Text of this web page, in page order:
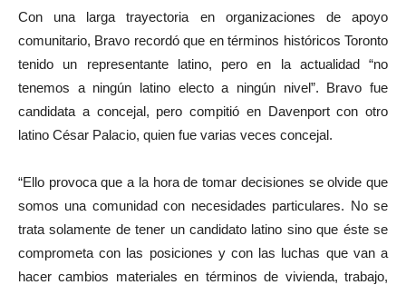
Con una larga trayectoria en organizaciones de apoyo
comunitario, Bravo recordó que en términos históricos Toronto
tenido un representante latino, pero en la actualidad “no
tenemos a ningún latino electo a ningún nivel”. Bravo fue
candidata a concejal, pero compitió en Davenport con otro
latino César Palacio, quien fue varias veces concejal.
“Ello provoca que a la hora de tomar decisiones se olvide que
somos una comunidad con necesidades particulares. No se
trata solamente de tener un candidato latino sino que éste se
comprometa con las posiciones y con las luchas que van a
hacer cambios materiales en términos de vivienda, trabajo,